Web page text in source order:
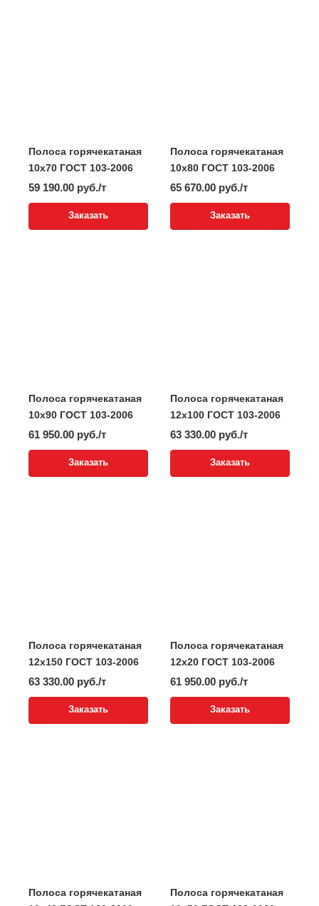
Полоса горячекатаная
10x70 ГОСТ 103-2006
59 190.00 руб./т
Заказать
Полоса горячекатаная
10x80 ГОСТ 103-2006
65 670.00 руб./т
Заказать
Полоса горячекатаная
10x90 ГОСТ 103-2006
61 950.00 руб./т
Заказать
Полоса горячекатаная
12x100 ГОСТ 103-2006
63 330.00 руб./т
Заказать
Полоса горячекатаная
12x150 ГОСТ 103-2006
63 330.00 руб./т
Заказать
Полоса горячекатаная
12x20 ГОСТ 103-2006
61 950.00 руб./т
Заказать
Полоса горячекатаная
Полоса горячекатаная